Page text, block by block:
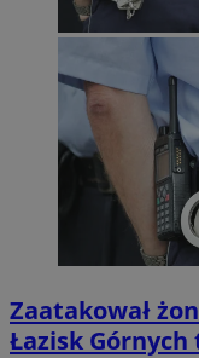
Zaatakował
Łazisk